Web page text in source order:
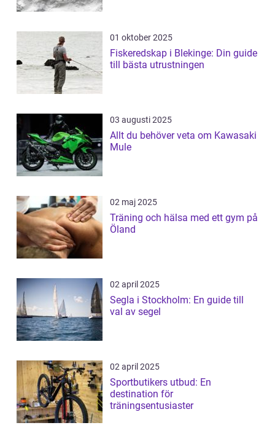
01 oktober 2025
Fiskeredskap i Blekinge: Din guide
till bästa utrustningen
03 augusti 2025
Allt du behöver veta om Kawasaki
Mule
02 maj 2025
Träning och hälsa med ett gym på
Öland
02 april 2025
Segla i Stockholm: En guide till
val av segel
02 april 2025
Sportbutikers utbud: En
destination för
träningsentusiaster